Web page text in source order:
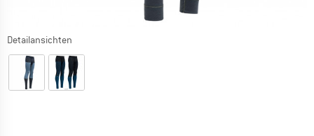
Detailansichten